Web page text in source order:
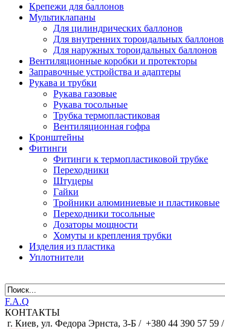
Крепежи для баллонов
Мультиклапаны
Для цилиндрических баллонов
Для внутренних тороидальных баллонов
Для наружных тороидальных баллонов
Вентиляционные коробки и протекторы
Заправочные устройства и адаптеры
Рукава и трубки
Рукава газовые
Рукава тосольные
Трубка термопластиковая
Вентиляционная гофра
Кронштейны
Фитинги
Фитинги к термопластиковой трубке
Переходники
Штуцеры
Гайки
Тройники алюминиевые и пластиковые
Переходники тосольные
Дозаторы мощности
Хомуты и крепления трубки
Изделия из пластика
Уплотнители
F.A.Q
КОНТАКТЫ
г. Киев, ул. Федора Эрнста, 3-Б / +380 44 390 57 59 /